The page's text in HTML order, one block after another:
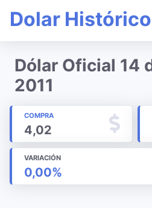
Dolar Histórico
Dólar Oficial 14
2011
COMPRA
4,02
VARIACIÓN
0,00%